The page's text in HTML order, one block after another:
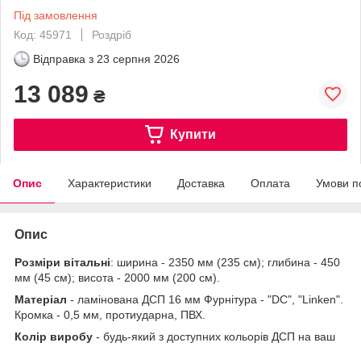
Під замовлення
Код: 45971
Роздріб
Відправка з 23 серпня 2026
13 089 ₴
Купити
Опис Характеристики Доставка Оплата Умови
Опис
Розміри вітальні: ширина - 2350 мм (235 см); глибина - 450
мм (45 см); висота - 2000 мм (200 см).
Матеріал - ламінована ДСП 16 мм Фурнітура - "DC", "Linken".
Кромка - 0,5 мм, протиударна, ПВХ.
Колір виробу - будь-який з доступних кольорів ДСП на ваш